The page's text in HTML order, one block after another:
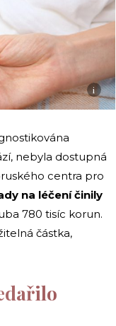
i
nebyla dostupná
centra pro
na léčení činily
780 tisíc korun.
částka,